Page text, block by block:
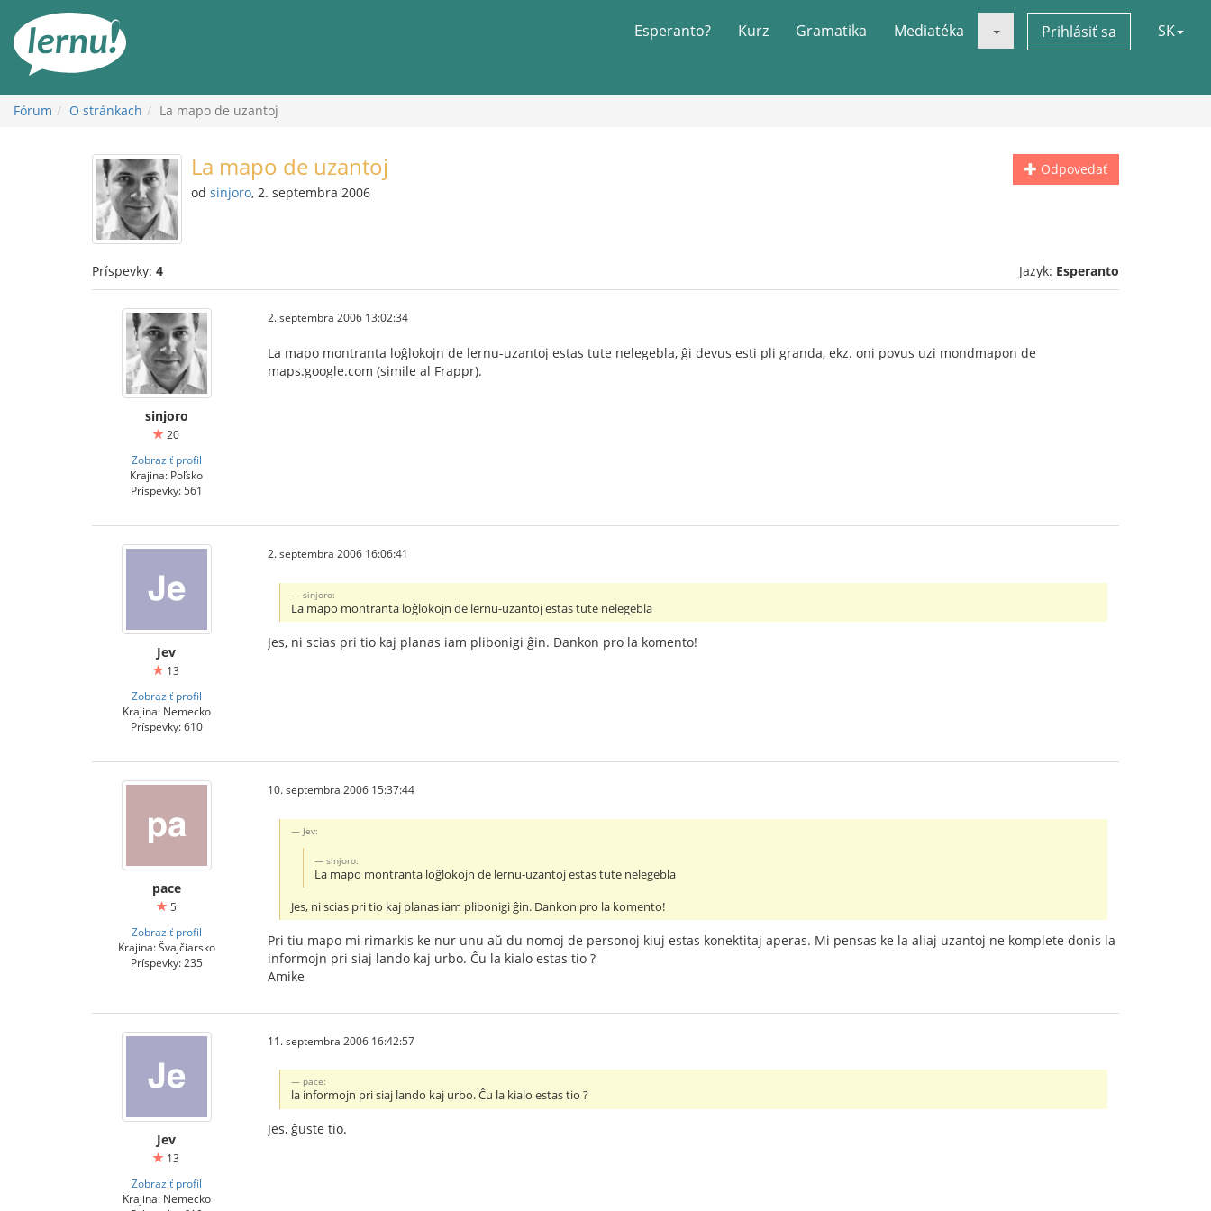
obsah
Esperanto? Kurz Gramatika Mediatéka Prihlásiť sa SK
Fórum O stránkach La mapo de uzantoj
Odpovedať
La mapo de uzantoj
od sinjoro, 2. septembra 2006
Príspevky: 4 Jazyk: Esperanto
sinjoro
20
Zobraziť profil
Krajina: Poľsko
Príspevky: 561
2. septembra 2006 13:02:34
La mapo montranta loĝlokojn de lernu-uzantoj estas tute nelegebla, ĝi devus esti pli granda, ekz. oni povus uzi mondmapon de
maps.google.com (simile al Frappr).
Jev
13
Zobraziť profil
Krajina: Nemecko
Príspevky: 610
2. septembra 2006 16:06:41
sinjoro:
La mapo montranta loĝlokojn de lernu-uzantoj estas tute nelegebla
Jes, ni scias pri tio kaj planas iam plibonigi ĝin. Dankon pro la komento!
pace
5
Zobraziť profil
Krajina: Švajčiarsko
Príspevky: 235
10. septembra 2006 15:37:44
Jev:
sinjoro:
La mapo montranta loĝlokojn de lernu-uzantoj estas tute nelegebla
Jes, ni scias pri tio kaj planas iam plibonigi ĝin. Dankon pro la komento!
Pri tiu mapo mi rimarkis ke nur unu aŭ du nomoj de personoj kiuj estas konektitaj aperas. Mi pensas ke la aliaj uzantoj ne komplete donis la
informojn pri siaj lando kaj urbo. Ĉu la kialo estas tio ?
Amike
Jev
13
Zobraziť profil
Krajina: Nemecko
11. septembra 2006 16:42:57
pace:
la informojn pri siaj lando kaj urbo. Ĉu la kialo estas tio ?
Jes, ĝuste tio.